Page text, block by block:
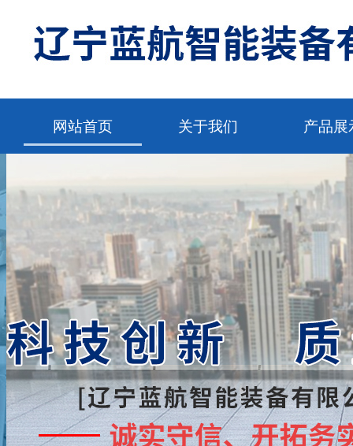
网站首页 关于我们 产品展